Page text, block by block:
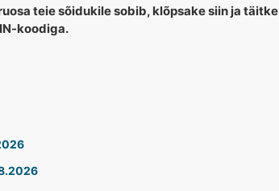
teie sõidukile sobib, klõpsake siin ja täitke
koodiga.